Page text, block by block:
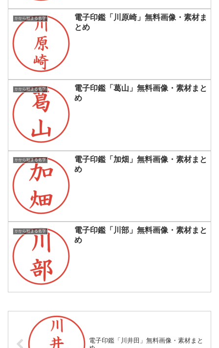
かから始まる名字
電子印鑑「川原崎」無料画像・素材ま
とめ
かから始まる名字
電子印鑑「葛山」無料画像・素材まと
め
かから始まる名字
電子印鑑「加畑」無料画像・素材まと
め
かから始まる名字
電子印鑑「川部」無料画像・素材まと
め
電子印鑑「川井田」無料画像・素材まと